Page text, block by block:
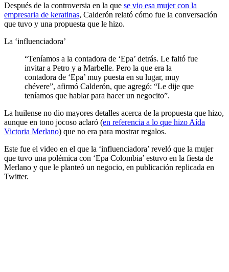
Después de la controversia en la que se vio esa mujer con la
empresaria de keratinas, Calderón relató cómo fue la conversación
que tuvo y una propuesta que le hizo.
La ‘influenciadora’
“Teníamos a la contadora de ‘Epa’ detrás. Le faltó fue
invitar a Petro y a Marbelle. Pero la que era la
contadora de ‘Epa’ muy puesta en su lugar, muy
chévere”, afirmó Calderón, que agregó: “Le dije que
teníamos que hablar para hacer un negocito”.
La huilense no dio mayores detalles acerca de la propuesta que hizo,
aunque en tono jocoso aclaró (en referencia a lo que hizo Aída
Victoria Merlano) que no era para mostrar regalos.
Este fue el video en el que la ‘influenciadora’ reveló que la mujer
que tuvo una polémica con ‘Epa Colombia’ estuvo en la fiesta de
Merlano y que le planteó un negocio, en publicación replicada en
Twitter.